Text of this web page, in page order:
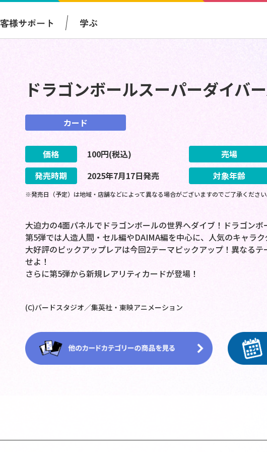
様サポート 学ぶ
ドラゴンボールスーパーダイバ
カード
価格 100円(税込) 売場
発売時期
2025年7月17日発売 対象年齢
※発売日（予定）は地域・店舗などによって異なる場合がございますのでご了承ください
大迫力の4面パネルでドラゴンボールの世界へダイブ！ドラゴンボ
第5弾では人造人間・セル編やDAIMA編を中心に、人気のキャラク
大好評のピックアップレアは今回2テーマピックアップ！異なる
せよ！
さらに第5弾から新規レアリティカードが登場！
(C)バードスタジオ／集英社・東映アニメーション